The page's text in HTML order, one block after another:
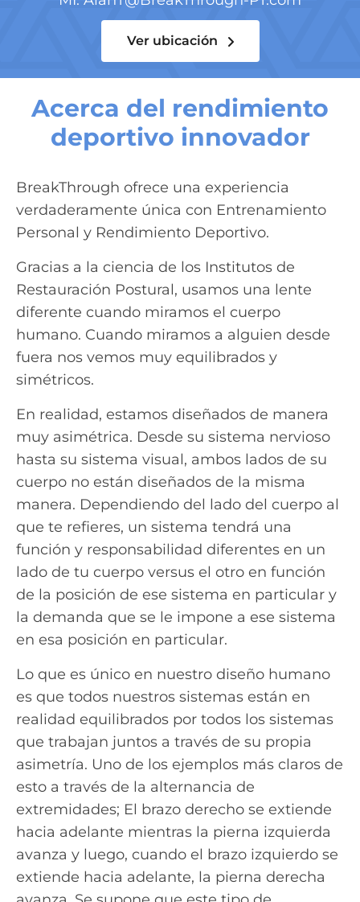
Ver ubicación
Acerca del rendimiento
deportivo innovador
BreakThrough ofrece una experiencia
verdaderamente única con Entrenamiento
Personal y Rendimiento Deportivo.
Gracias a la ciencia de los Institutos de
Restauración Postural, usamos una lente
diferente cuando miramos el cuerpo
humano. Cuando miramos a alguien desde
fuera nos vemos muy equilibrados y
simétricos.
En realidad, estamos diseñados de manera
muy asimétrica. Desde su sistema nervioso
hasta su sistema visual, ambos lados de su
cuerpo no están diseñados de la misma
manera. Dependiendo del lado del cuerpo al
que te refieres, un sistema tendrá una
función y responsabilidad diferentes en un
lado de tu cuerpo versus el otro en función
de la posición de ese sistema en particular y
la demanda que se le impone a ese sistema
en esa posición en particular.
Lo que es único en nuestro diseño humano
es que todos nuestros sistemas están en
realidad equilibrados por todos los sistemas
que trabajan juntos a través de su propia
asimetría. Uno de los ejemplos más claros de
esto a través de la alternancia de
extremidades; El brazo derecho se extiende
hacia adelante mientras la pierna izquierda
avanza y luego, cuando el brazo izquierdo se
extiende hacia adelante, la pierna derecha